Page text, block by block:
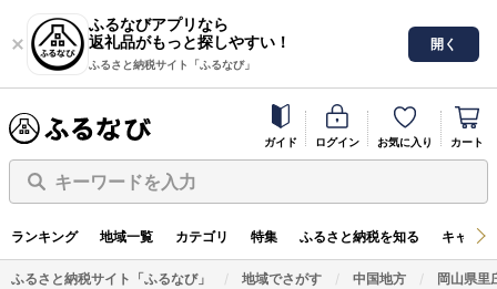
ふるなびアプリなら
返礼品がもっと探しやすい！
ふるさと納税サイト「ふるなび」
開く
ガイド ログイン お気に入り カート
キーワードを入力
ランキング 地域一覧 カテゴリ 特集 ふるさと納税を知る キャン
ふるさと納税サイト「ふるなび」 地域でさがす 中国地方 岡山県里